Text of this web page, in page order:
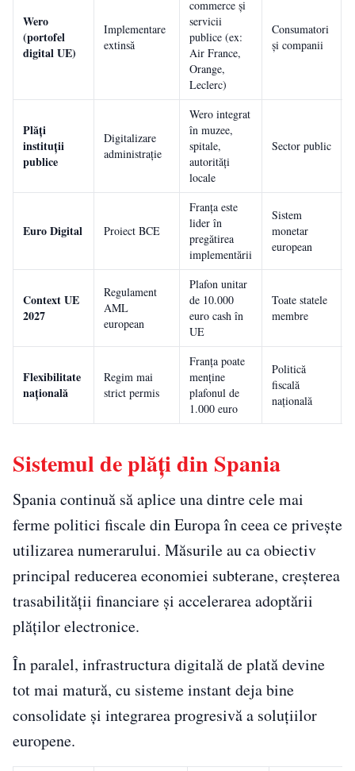
Wero
(portofel
digital UE)
Implementare
extinsă
commerce și
servicii
publice (ex:
Air France,
Orange,
Leclerc)
Consumatori
și companii
Plăți
instituții
publice
Digitalizare
administrație
Wero integrat
în muzee,
spitale,
autorități
locale
Sector public
Euro Digital Proiect BCE
Franța este
lider în
pregătirea
implementării
Sistem
monetar
european
Context UE
2027
Regulament
AML
european
Plafon unitar
de 10.000
euro cash în
UE
Toate statele
membre
Flexibilitate
națională
Regim mai
strict permis
Franța poate
menține
plafonul de
1.000 euro
Politică
fiscală
națională
Sistemul de plăți din Spania
Spania continuă să aplice una dintre cele mai
ferme politici fiscale din Europa în ceea ce privește
utilizarea numerarului. Măsurile au ca obiectiv
principal reducerea economiei subterane, creșterea
trasabilității financiare și accelerarea adoptării
plăților electronice.
În paralel, infrastructura digitală de plată devine
tot mai matură, cu sisteme instant deja bine
consolidate și integrarea progresivă a soluțiilor
europene.